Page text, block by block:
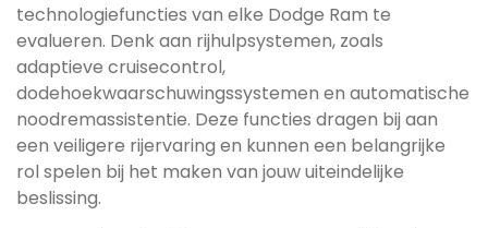
technologiefuncties van elke Dodge Ram te
evalueren. Denk aan rijhulpsystemen, zoals
adaptieve cruisecontrol,
dodehoekwaarschuwingssystemen en automatische
noodremassistentie. Deze functies dragen bij aan
een veiligere rijervaring en kunnen een belangrijke
rol spelen bij het maken van jouw uiteindelijke
beslissing.